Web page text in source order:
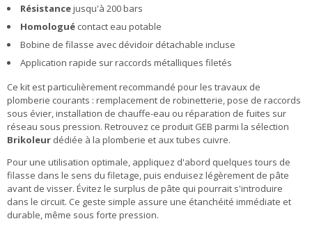
Résistancejusqu'à 200 bars
Homologué contact eau potable
Bobine de filasse avec dévidoir détachable incluse
Application rapide sur raccords métalliques filetés
Ce kit est particulièrement recommandé pour les travaux de
plomberie courants : remplacement de robinetterie, pose de raccords
sous évier, installation de chauffe-eau ou réparation de fuites sur
réseau sous pression. Retrouvez ce produit GEB parmi la sélection
Brikoleur dédiée à la plomberie et aux tubes cuivre.
Pour une utilisation optimale, appliquez d'abord quelques tours de
filasse dans le sens du filetage, puis enduisez légèrement de pâte
avant de visser. Évitez le surplus de pâte qui pourrait s'introduire
dans le circuit. Ce geste simple assure une étanchéité immédiate et
durable, même sous forte pression.